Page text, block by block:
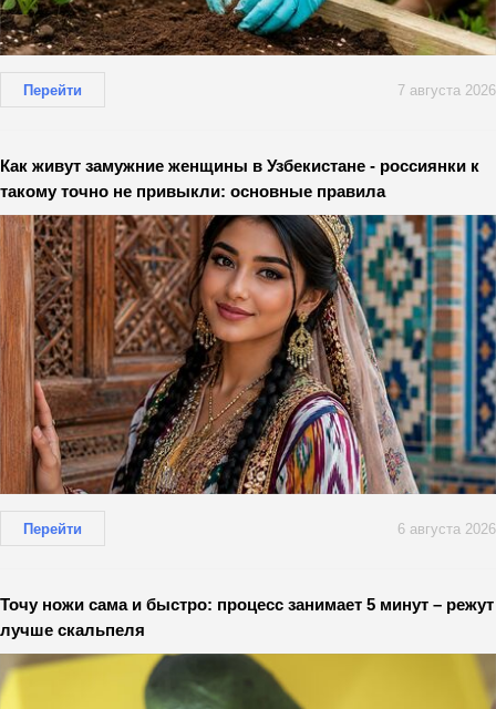
Перейти 7 августа 2026
Как живут замужние женщины в Узбекистане - россиянки к
такому точно не привыкли: основные правила
Перейти 6 августа 2026
Точу ножи сама и быстро: процесс занимает 5 минут – режут
лучше скальпеля